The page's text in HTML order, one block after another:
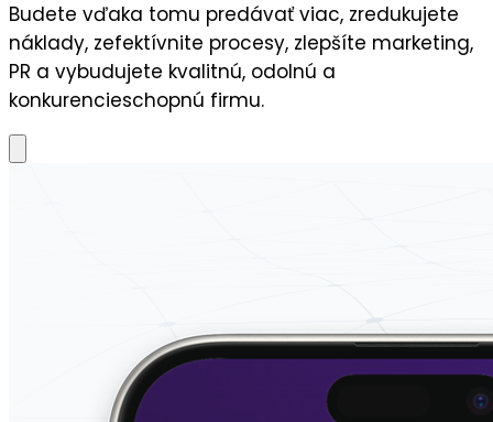
Budete vďaka tomu predávať viac, zredukujete
náklady, zefektívnite procesy, zlepšíte marketing,
PR a vybudujete kvalitnú, odolnú a
konkurencieschopnú firmu.